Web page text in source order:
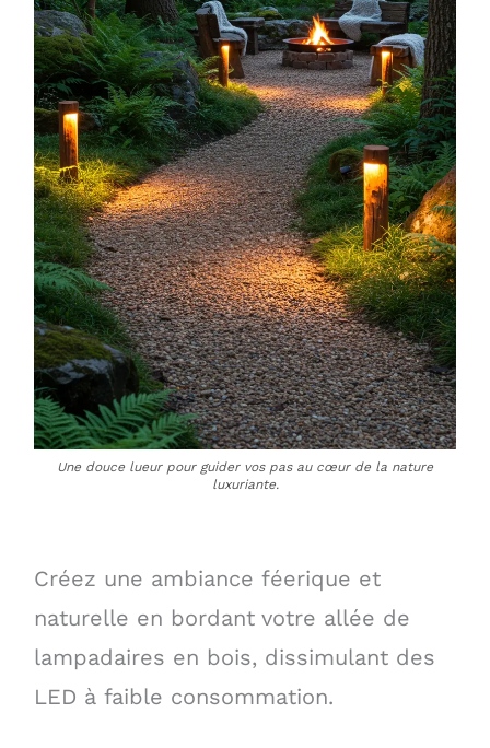
Une douce lueur pour guider vos pas au cœur de la nature
luxuriante.
Créez une ambiance féerique et
naturelle en bordant votre allée de
lampadaires en bois, dissimulant des
LED à faible consommation.